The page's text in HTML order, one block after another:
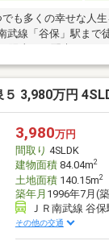
でも多くの幸せな人
武線「谷保」駅まで
面以上の採光が確保
座付きです。・給湯
周辺環境■・府中市立
まで徒歩9分。■リフ
チン、浴室、洗面化
ス・床の貼替、照
3,980万円
3,980万円
間取り 4SLDK
建物面積84.04m2
土地面積140.15m2
築年月 1996年7月(
ＪＲ南武線 谷
その他の交通